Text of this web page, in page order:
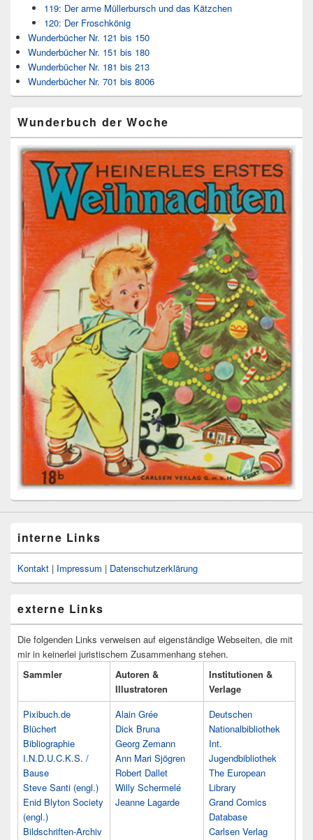
119: Der arme Müllerbursch und das Kätzchen
120: Der Froschkönig
Wunderbücher Nr. 121 bis 150
Wunderbücher Nr. 151 bis 180
Wunderbücher Nr. 181 bis 213
Wunderbücher Nr. 701 bis 8006
Wunderbuch der Woche
interne Links
Kontakt | Impressum | Datenschutzerklärung
externe Links
Die folgenden Links verweisen auf eigenständige Webseiten, die mit
mir in keinerlei juristischem Zusammenhang stehen.
Sammler
Autoren &
Illustratoren
Institutionen &
Verlage
Pixibuch.de
Blüchert
Bibliographie
I.N.D.U.C.K.S. /
Bause
Steve Santi (engl.)
Enid Blyton Society
(engl.)
Bildschriften-Archiv
Alain Grée
Dick Bruna
Georg Zemann
Ann Mari Sjögren
Robert Dallet
Willy Schermelé
Jeanne Lagarde
Deutschen
Nationalbibliothek
Int.
Jugendbibliothek
The European
Library
Grand Comics
Database
Carlsen Verlag